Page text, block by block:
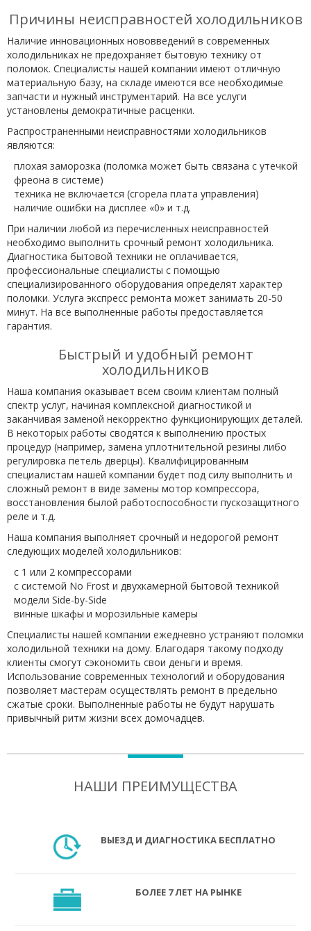
Причины неисправностей холодильников
Наличие инновационных нововведений в современных
холодильниках не предохраняет бытовую технику от
поломок. Специалисты нашей компании имеют отличную
материальную базу, на складе имеются все необходимые
запчасти и нужный инструментарий. На все услуги
установлены демократичные расценки.
Распространенными неисправностями холодильников
являются:
плохая заморозка (поломка может быть связана с утечкой
фреона в системе)
техника не включается (сгорела плата управления)
наличие ошибки на дисплее «0» и т.д.
При наличии любой из перечисленных неисправностей
необходимо выполнить срочный ремонт холодильника.
Диагностика бытовой техники не оплачивается,
профессиональные специалисты с помощью
специализированного оборудования определят характер
поломки. Услуга экспресс ремонта может занимать 20-50
минут. На все выполненные работы предоставляется
гарантия.
Быстрый и удобный ремонт
холодильников
Наша компания оказывает всем своим клиентам полный
спектр услуг, начиная комплексной диагностикой и
заканчивая заменой некорректно функционирующих деталей.
В некоторых работы сводятся к выполнению простых
процедур (например, замена уплотнительной резины либо
регулировка петель дверцы). Квалифицированным
специалистам нашей компании будет под силу выполнить и
сложный ремонт в виде замены мотор компрессора,
восстановления былой работоспособности пускозащитного
реле и т.д.
Наша компания выполняет срочный и недорогой ремонт
следующих моделей холодильников:
с 1 или 2 компрессорами
с системой No Frost и двухкамерной бытовой техникой
модели Side-by-Side
винные шкафы и морозильные камеры
Специалисты нашей компании ежедневно устраняют поломки
холодильной техники на дому. Благодаря такому подходу
клиенты смогут сэкономить свои деньги и время.
Использование современных технологий и оборудования
позволяет мастерам осуществлять ремонт в предельно
сжатые сроки. Выполненные работы не будут нарушать
привычный ритм жизни всех домочадцев.
НАШИ ПРЕИМУЩЕСТВА
ВЫЕЗД И ДИАГНОСТИКА БЕСПЛАТНО
БОЛЕЕ 7 ЛЕТ НА РЫНКЕ